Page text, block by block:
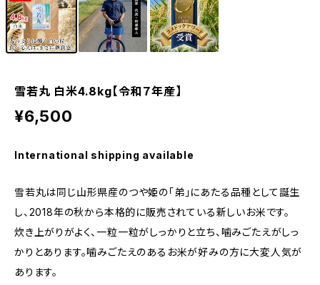
雪若丸 白米4.8kg【令和７年産】
¥6,500
International shipping available
雪若丸は同じ山形県産のつや姫の「弟」にあたる品種として誕生
し、2018年の秋から本格的に販売されている新しいお米です。
炊き上がりがよく、一粒一粒がしっかりと立ち、噛みごたえがしっ
かりとあります。噛みごたえのあるお米が好みの方に大変人気が
あります。